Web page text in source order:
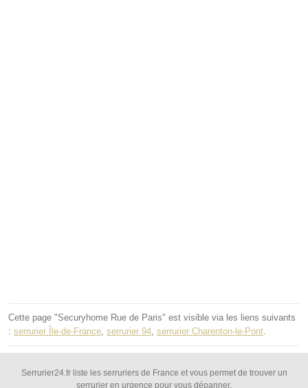
Cette page "Securyhome Rue de Paris" est visible via les liens suivants
: serrurier Île-de-France serrurier 94 serrurier Charenton-le-Pont
Serrurier24.fr liste les serruriers de France et vous permet de trouver un
serrurier en urgence pour vous dépanner.